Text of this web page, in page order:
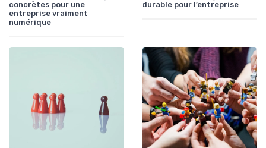
concrètes pour une
entreprise vraiment
numérique
durable pour l’entreprise